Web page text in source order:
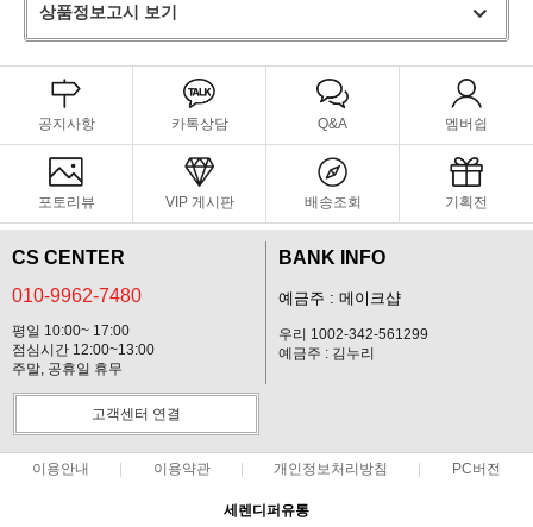
상품정보고시 보기
공지사항 카톡상담 Q&A 멤버쉽
포토리뷰 VIP 게시판 배송조회 기획전
CS CENTER
010-9962-7480
평일 10:00~ 17:00
점심시간 12:00~13:00
주말, 공휴일 휴무
BANK INFO
예금주 : 메이크샵
우리 1002-342-561299
예금주 : 김누리
고객센터 연결
이용안내 이용약관 개인정보처리방침 PC버전
세렌디퍼유통